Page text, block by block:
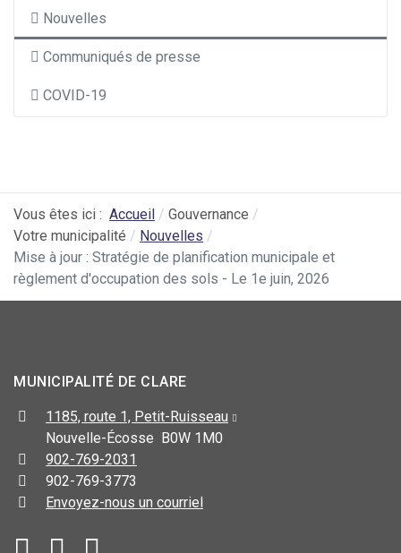
Nouvelles
Communiqués de presse
COVID-19
Vous êtes ici : Accueil
Gouvernance
Votre municipalité
Nouvelles
Mise à jour : Stratégie de planification municipale et
règlement d'occupation des sols - Le 1e juin, 2026
MUNICIPALITÉ DE CLARE
1185, route 1, Petit-Ruisseau
Nouvelle-Écosse B0W 1M0
902-769-2031
902-769-3773
Envoyez-nous un courriel